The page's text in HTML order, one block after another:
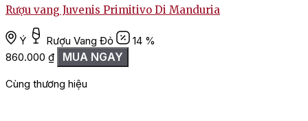
Rượu vang Juvenis Primitivo Di Manduria
Ý Rượu Vang Đỏ
14 %
860.000 ₫ MUA NGAY
Cùng thương hiệu